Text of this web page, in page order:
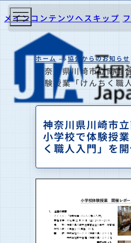
メインコンテンツへスキップ
ホーム 協会からのお知らせ
神奈川県川崎市立南百
体験授業「けんちく職
神奈川県川崎市
小学校で体験授
く職⼈⼊⾨」を